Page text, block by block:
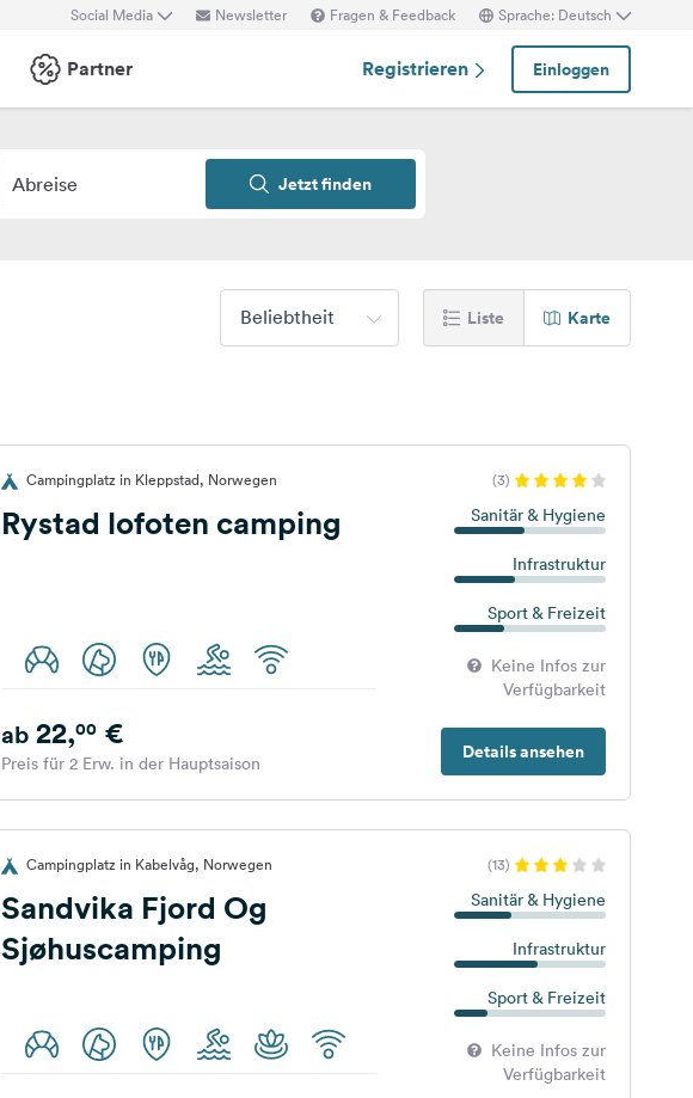
Social Media Newsletter Fragen & Feedback Sprache: Deutsch
Partner Registrieren Einloggen
Abreise Jetzt finden
Beliebtheit Liste Karte
Campingplatz in Kleppstad, Norwegen (3)
Rystad lofoten camping Sanitär & Hygiene
Infrastruktur
Sport & Freizeit
Keine Infos zur
Verfügbarkeit
Details ansehen
ab22,00€
Preis für 2 Erw. in der Hauptsaison
Campingplatz in Kabelvåg, Norwegen (13)
Sandvika Fjord Og
Sjøhuscamping
Sanitär & Hygiene
Infrastruktur
Sport & Freizeit
Keine Infos zur
Verfügbarkeit